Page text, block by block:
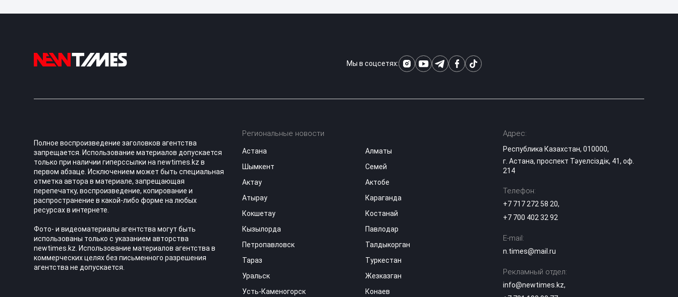
Мы в соцсетях:
Полное воспроизведение заголовков агентства
запрещается. Использование материалов допускается
только при наличии гиперссылки на newtimes.kz в
первом абзаце. Исключением может быть специальная
отметка автора в материале, запрещающая
перепечатку, воспроизведение, копирование и
распространение в какой-либо форме на любых
ресурсах в интернете.
Фото- и видеоматериалы агентства могут быть
использованы только с указанием авторства
newtimes.kz. Использование материалов агентства в
коммерческих целях без письменного разрешения
агентства не допускается.
Региональные новости
Астана
Алматы
Шымкент
Семей
Актау
Актобе
Атырау
Караганда
Кокшетау
Костанай
Кызылорда
Павлодар
Петропавловск
Талдыкорган
Тараз
Туркестан
Уральск
Жезказган
Усть-Каменогорск
Конаев
Адрес:
Республика Казахстан, 010000,
г. Астана, проспект Тәуелсіздік, 41, оф.
214
Телефон:
+7 717 272 58 20,
+7 700 402 32 92
E-mail:
n.times@mail.ru
Рекламный отдел:
info@newtimes.kz,